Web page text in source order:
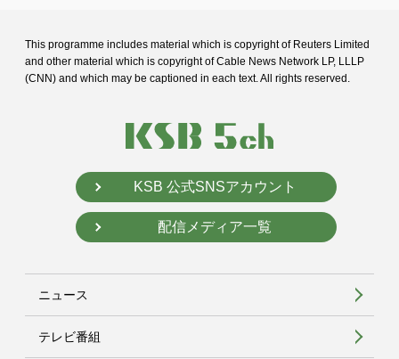
This programme includes material which is copyright of Reuters Limited
and other material which is copyright of Cable News Network LP, LLLP
(CNN) and which may be captioned in each text. All rights reserved.
KSB 公式SNSアカウント
配信メディア一覧
ニュース
テレビ番組